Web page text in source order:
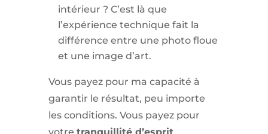
intérieur ? C’est là que
l’expérience technique fait la
différence entre une photo floue
et une image d’art.
Vous payez pour ma capacité à
garantir le résultat, peu importe
les conditions. Vous payez pour